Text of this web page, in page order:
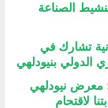
الصناعة
تشارك في
الدولي بنيودلهي
معرض نيودلهي
لاقتحام